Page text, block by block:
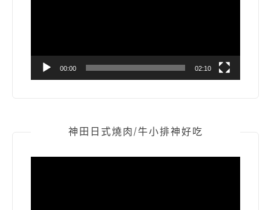
00:00 02:10
神田日式燒肉/牛小排神好吃